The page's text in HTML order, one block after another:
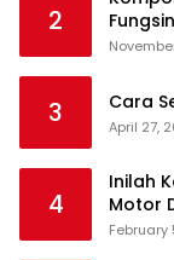
2
3 Cara
April 27,
4
Inilah
Motor
February